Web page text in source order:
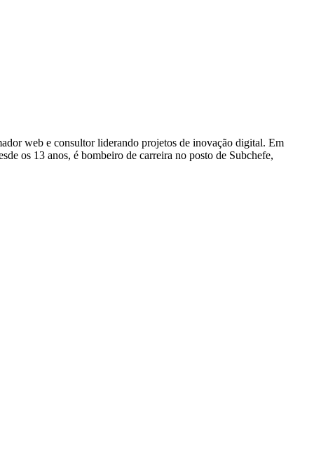
web e consultor liderando projetos de inovação digital. Em
os 13 anos, é bombeiro de carreira no posto de Subchefe,